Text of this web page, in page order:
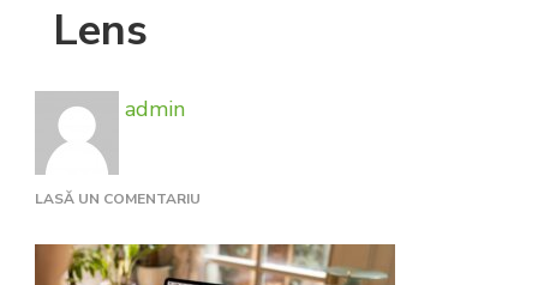
Lens
admin
LASĂ UN COMENTARIU
GOOGLE-
LENS